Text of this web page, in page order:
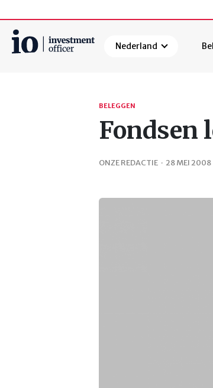
Nederland
BELEGGEN
Fondsen
ONZE REDACTIE · 28 MEI 2008